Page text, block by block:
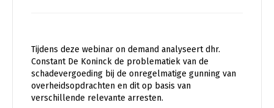
Tijdens deze webinar on demand analyseert dhr.
Constant De Koninck de problematiek van de
schadevergoeding bij de onregelmatige gunning van
overheidsopdrachten en dit op basis van
verschillende relevante arresten.